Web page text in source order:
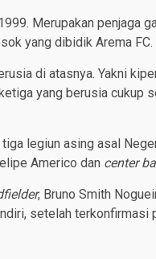
Merupakan penjaga
yang dibidik Arema FC.
di atasnya. Yakni
yang berusia cukup
legiun asing asal
Americo dan center
, Bruno Smith
setelah